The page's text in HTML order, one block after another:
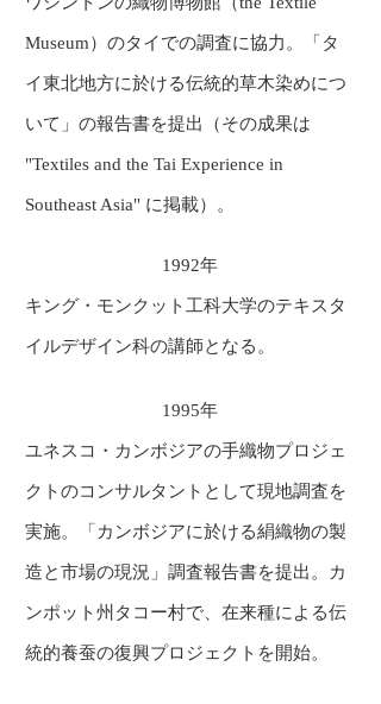
Museum）のタイでの調査に協力。「タ
イ東北地方に於ける伝統的草木染めにつ
いて」の報告書を提出（その成果は
"Textiles and the Tai Experience in
Southeast Asia" に掲載）。
1992年
キング・モンクット工科大学のテキスタ
イルデザイン科の講師となる。
1995年
ユネスコ・カンボジアの手織物プロジェ
クトのコンサルタントとして現地調査を
実施。「カンボジアに於ける絹織物の製
造と市場の現況」調査報告書を提出。カ
ンポット州タコー村で、在来種による伝
統的養蚕の復興プロジェクトを開始。